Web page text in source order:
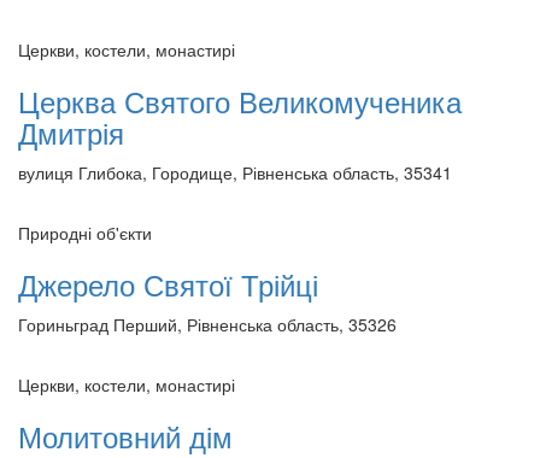
Церкви, костели, монастирі
Церква Святого Великомученика
Дмитрія
вулиця Глибока, Городище, Рівненська область, 35341
Природні об'єкти
Джерело Святої Трійці
Гориньград Перший, Рівненська область, 35326
Церкви, костели, монастирі
Молитовний дім